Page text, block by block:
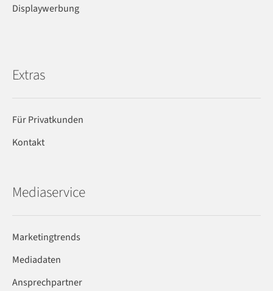
Displaywerbung
Extras
Für Privatkunden
Kontakt
Mediaservice
Marketingtrends
Mediadaten
Ansprechpartner